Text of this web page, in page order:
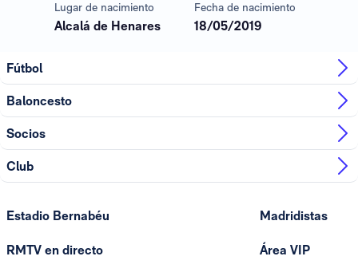
Lugar de nacimiento
Alcalá de Henares
Fecha de nacimiento
18/05/2019
Fútbol
Baloncesto
Socios
Club
Estadio Bernabéu
RMTV en directo
Madridistas
Área VIP